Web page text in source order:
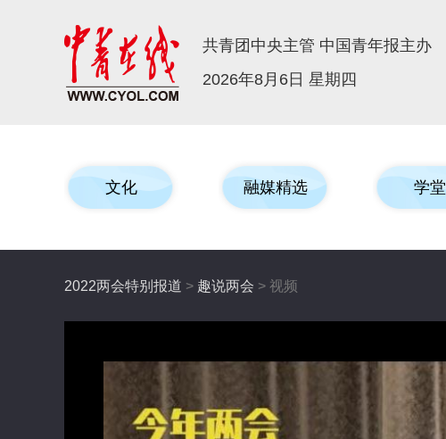
共青团中央主管 中国青年报主办
2026年8月6日 星期四
文化 融媒精选 学堂
2022两会特别报道 > 趣说两会 > 视频